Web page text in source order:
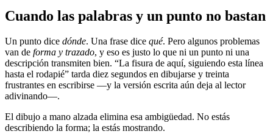
Cuando las palabras y un punto no bastan
Un punto dice dónde. Una frase dice qué. Pero algunos problemas
van de forma y trazado, y eso es justo lo que ni un punto ni una
descripción transmiten bien. “La fisura de aquí, siguiendo esta línea
hasta el rodapié” tarda diez segundos en dibujarse y treinta
frustrantes en escribirse —y la versión escrita aún deja al lector
adivinando—.
El dibujo a mano alzada elimina esa ambigüedad. No estás
describiendo la forma; la estás mostrando.